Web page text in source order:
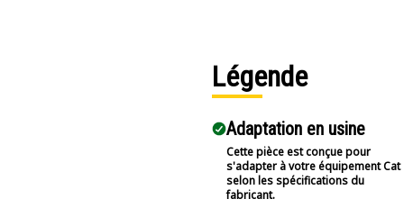
Légende
Adaptation en usine
Cette pièce est conçue pour
s'adapter à votre équipement Cat
selon les spécifications du
fabricant.